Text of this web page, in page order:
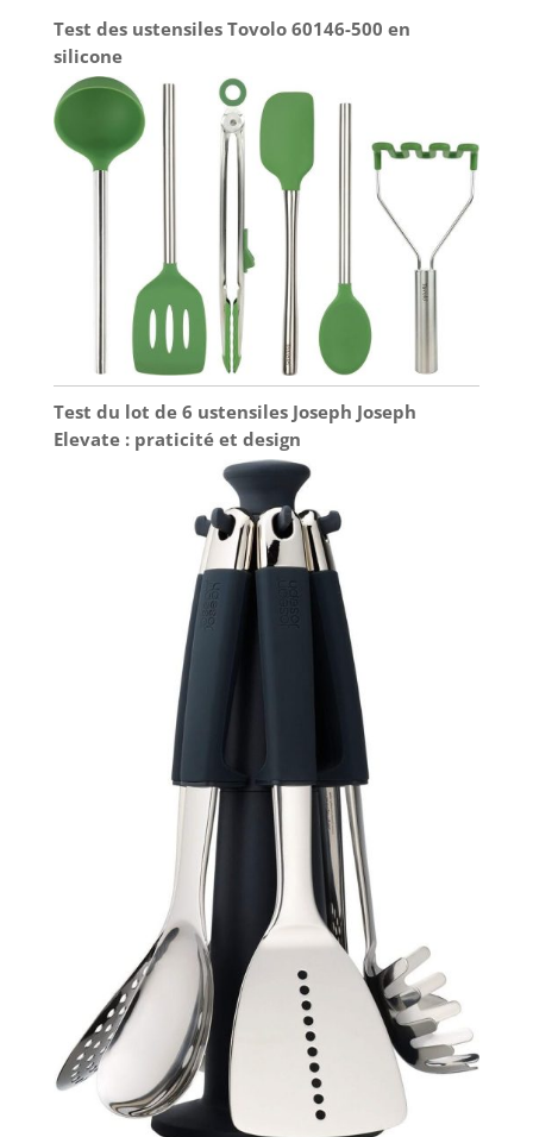
Test des ustensiles Tovolo 60146-500 en
silicone
Test du lot de 6 ustensiles Joseph Joseph
Elevate : praticité et design